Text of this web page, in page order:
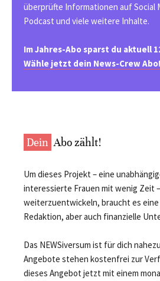
überprüfte Informationen auf Social
Podcast und viele weitere Inhalte.
Im Jahres-Abo sparst du aktuell
Wähle jetzt dein News-Crew Abo!
Dein Abo zählt!
Um dieses Projekt – eine
interessierte Frauen mit wenig Zeit
weiterzuentwickeln, braucht es
Redaktion, aber auch finanzielle
Das NEWSiversum ist für dich
Angebote stehen kostenfrei zur
dieses Angebot jetzt mit einem